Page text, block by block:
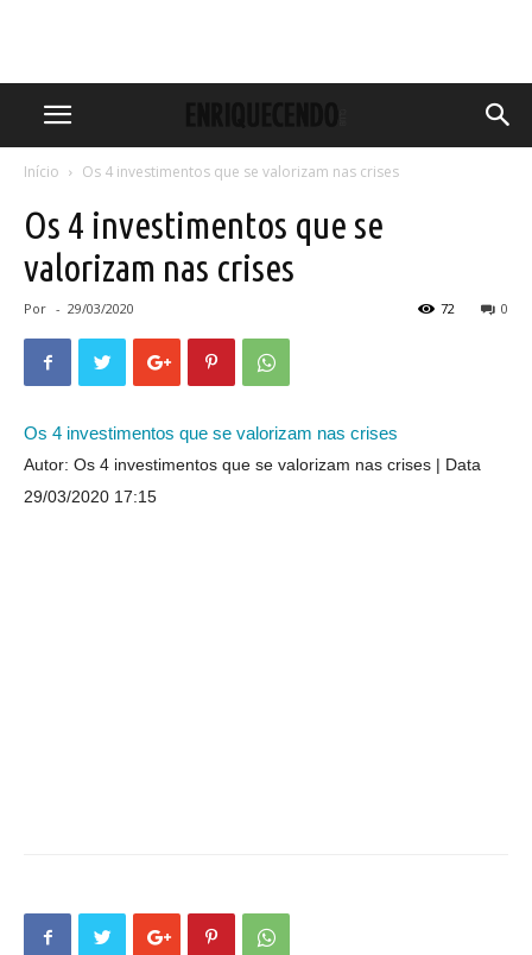
Início Os 4 investimentos que se valorizam nas crises
Os 4 investimentos que se
valorizam nas crises
Por - 29/03/2020 0
72
Os 4 investimentos que se valorizam nas crises
Autor: Os 4 investimentos que se valorizam nas crises
Data
29/03/2020 17:15